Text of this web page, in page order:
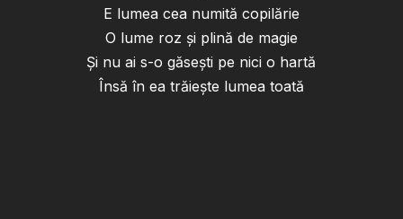
E lumea cea numită copilărie
O lume roz și plină de magie
Și nu ai s-o găsești pe nici o hartă
Însă în ea trăiește lumea toată